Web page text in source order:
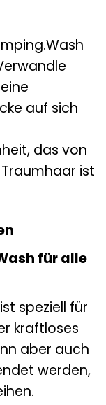
auf sich
das von
ist
für alle
speziell für
kraftloses
aber auch
werden,